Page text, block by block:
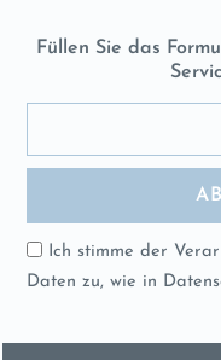
Füllen Sie das
Ich stimme der
Daten zu, wie in